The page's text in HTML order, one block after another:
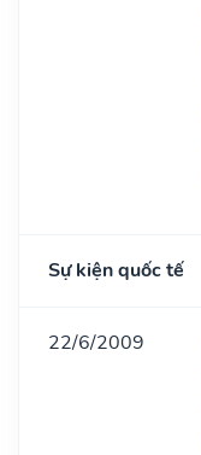
Sự kiện quốc tế
22/6/2009